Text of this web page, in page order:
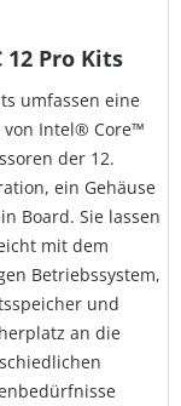
12 Pro Kits
umfassen eine
von Intel® Core™
der 12.
ein Gehäuse
Board. Sie lassen
mit dem
Betriebssystem,
und
an die